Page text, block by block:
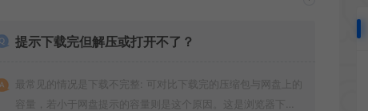
提示下载完但解压或打开不了？
最常见的情况是下载不完整: 可对比下载完的压缩包与网盘上的
容量，若小于网盘提示的容量则是这个原因。这是浏览器下载